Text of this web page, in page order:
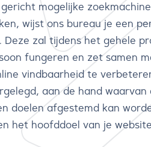
mogelijke
wijst ons bureau je een
Deze zal tijdens het gehele
fungeren en zet samen
vindbaarheid te
aan de hand
doelen afgestemd kan
het hoofddoel van je